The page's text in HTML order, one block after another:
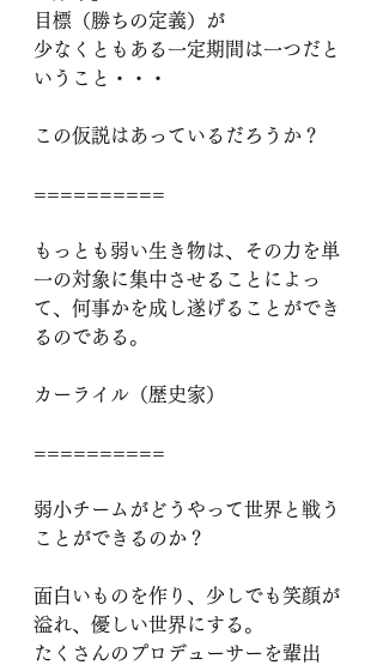
目標（勝ちの定義）が
少なくともある一定期間は一つだと
いうこと・・・
この仮説はあっているだろうか？
==========
もっとも弱い生き物は、その力を単
一の対象に集中させることによっ
て、何事かを成し遂げることができ
るのである。
カーライル（歴史家）
==========
弱小チームがどうやって世界と戦う
ことができるのか？
面白いものを作り、少しでも笑顔が
溢れ、優しい世界にする。
たくさんのプロデューサーを輩出